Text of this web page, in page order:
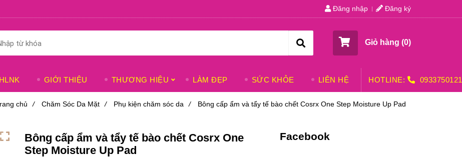
Đăng nhập Đăng ký
Giỏ hàng (0)
HLNK GIỚI THIỆU THƯƠNG HIỆU LÀM ĐẸP SỨC KHỎE LIÊN HỆ HOTLINE: 0933750121
chủ / Chăm Sóc Da Mặt / Phụ kiện chăm sóc da / Bông cấp ẩm và tẩy tế bào chết Cosrx One Step Moisture Up Pad
Bông cấp ẩm và tẩy tế bào chết Cosrx One
Step Moisture Up Pad
Facebook